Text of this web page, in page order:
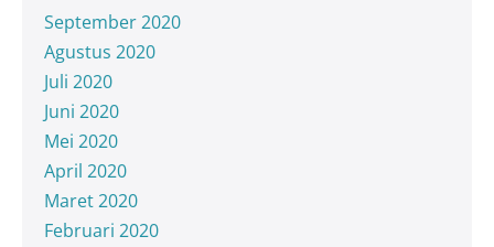
September 2020
Agustus 2020
Juli 2020
Juni 2020
Mei 2020
April 2020
Maret 2020
Februari 2020